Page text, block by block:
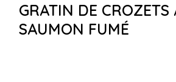
GRATIN DE CROZETS
SAUMON FUMÉ